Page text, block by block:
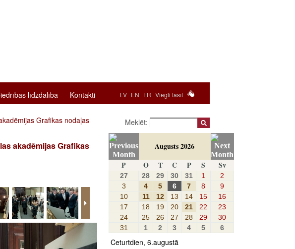
LV EN FR Viegli lasīt
līdzdalība Kontakti
Grafikas nodaļas
akadēmijas Grafikas
Meklēt:
Augusts 2026
P
O T C P S Sv
27 28 29 30 31 1
2
3
4 5 6 7 8
9
10
11 12 13 14 15
16
17
18 19 20 21 22
23
24
25 26 27 28 29
30
31
1 2 3 4 5 6
Ceturtdien, 6.augustā